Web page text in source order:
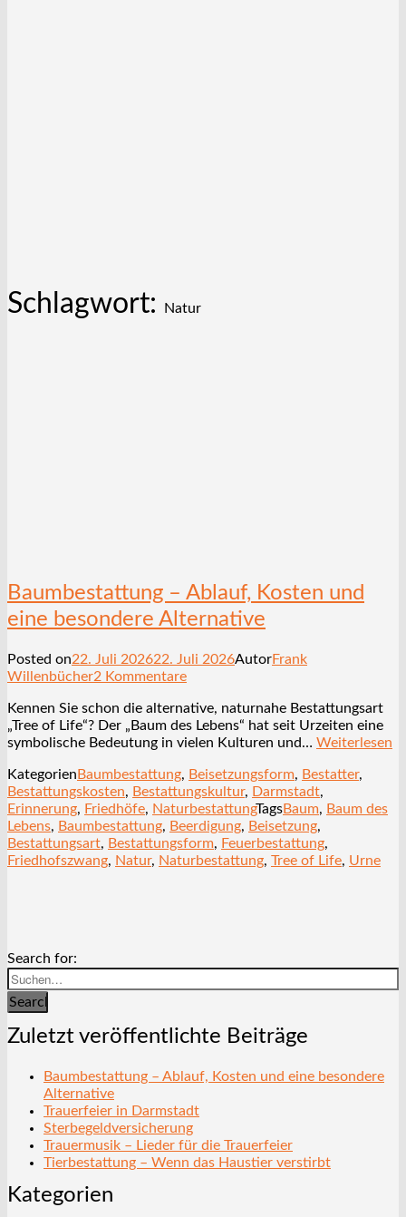
Schlagwort: Natur
Baumbestattung – Ablauf, Kosten und
eine besondere Alternative
Posted on22. Juli 202622. Juli 2026AutorFrank
Willenbücher2 Kommentare
Kennen Sie schon die alternative, naturnahe Bestattungsart
„Tree of Life“? Der „Baum des Lebens“ hat seit Urzeiten eine
symbolische Bedeutung in vielen Kulturen und… Weiterlesen
Kategorien Baumbestattung, Beisetzungsform, Bestatter,
Bestattungskosten, Bestattungskultur, Darmstadt,
Erinnerung, Friedhöfe, NaturbestattungTagsBaum, Baum des
Lebens, Baumbestattung, Beerdigung, Beisetzung,
Bestattungsart, Bestattungsform, Feuerbestattung,
Friedhofszwang, Natur, Naturbestattung, Tree of Life, Urne
Search for:
Search
Zuletzt veröffentlichte Beiträge
Baumbestattung – Ablauf, Kosten und eine besondere
Alternative
Trauerfeier in Darmstadt
Sterbegeldversicherung
Trauermusik – Lieder für die Trauerfeier
Tierbestattung – Wenn das Haustier verstirbt
Kategorien